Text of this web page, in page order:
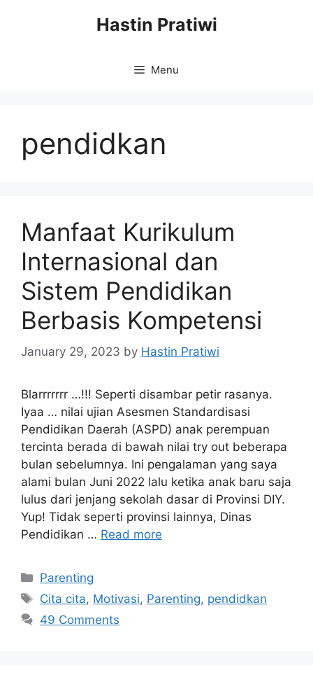
Hastin Pratiwi
Menu
pendidkan
Manfaat Kurikulum
Internasional dan
Sistem Pendidikan
Berbasis Kompetensi
January 29, 2023 by Hastin Pratiwi
Blarrrrrrr …!!! Seperti disambar petir rasanya.
Iyaa … nilai ujian Asesmen Standardisasi
Pendidikan Daerah (ASPD) anak perempuan
tercinta berada di bawah nilai try out beberapa
bulan sebelumnya. Ini pengalaman yang saya
alami bulan Juni 2022 lalu ketika anak baru saja
lulus dari jenjang sekolah dasar di Provinsi DIY.
Yup! Tidak seperti provinsi lainnya, Dinas
Pendidikan … Read more
Categories
Parenting
Tags
Cita cita, Motivasi, Parenting, pendidkan
49 Comments